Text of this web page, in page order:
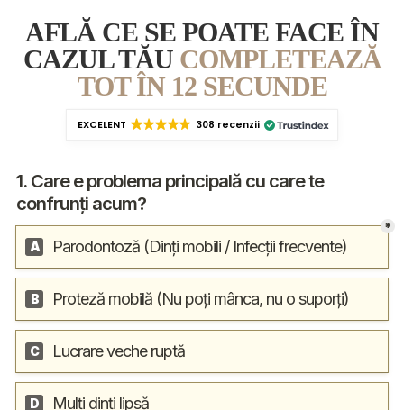
AFLĂ CE SE POATE FACE ÎN
CAZUL TĂU COMPLETEAZĂ
TOT ÎN 12 SECUNDE
EXCELENT 308 recenzii